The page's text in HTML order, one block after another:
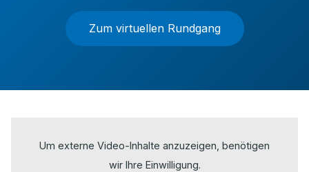
Zum virtuellen Rundgang
Um externe Video-Inhalte anzuzeigen, benötigen
wir Ihre Einwilligung.